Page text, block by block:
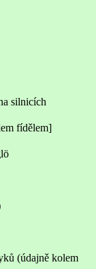
silnicích
fídělem]
(údajně kolem